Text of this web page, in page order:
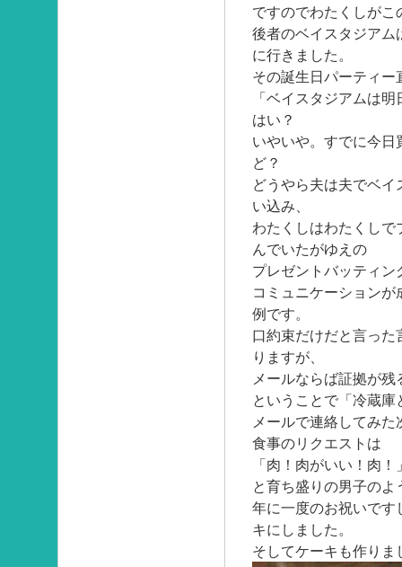
ですのでわたくしが
後者のベイスタジアム
に行きました。
その誕生日パーティ
「ベイスタジアムは
はい？
いやいや。すでに今
ど？
どうやら夫は夫でベ
い込み、
わたくしはわたくし
んでいたがゆえの
プレゼントバッティン
コミュニケーション
例です。
口約束だけだと言っ
りますが、
メールならば証拠が
ということで「冷蔵
メールで連絡してみ
食事のリクエストは
「肉！肉がいい！肉！
と育ち盛りの男子のよ
年に一度のお祝いです
キにしました。
そしてケーキも作りま